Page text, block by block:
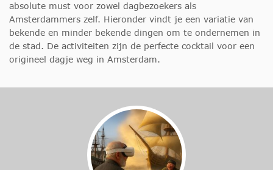
absolute must voor zowel dagbezoekers als
Amsterdammers zelf. Hieronder vindt je een variatie van
bekende en minder bekende dingen om te ondernemen in
de stad. De activiteiten zijn de perfecte cocktail voor een
origineel dagje weg in Amsterdam.